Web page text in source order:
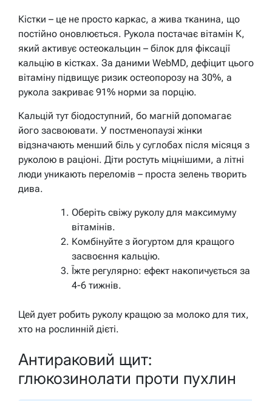
Кістки – це не просто каркас, а жива тканина, що
постійно оновлюється. Рукола постачає вітамін К,
який активує остеокальцин – білок для фіксації
кальцію в кістках. За даними WebMD, дефіцит цього
вітаміну підвищує ризик остеопорозу на 30%, а
рукола закриває 91% норми за порцію.
Кальцій тут біодоступний, бо магній допомагає
його засвоювати. У постменопаузі жінки
відзначають менший біль у суглобах після місяця з
руколою в раціоні. Діти ростуть міцнішими, а літні
люди уникають переломів – проста зелень творить
дива.
Оберіть свіжу руколу для максимуму
вітамінів.
Комбінуйте з йогуртом для кращого
засвоєння кальцію.
Їжте регулярно: ефект накопичується за
4-6 тижнів.
Цей дует робить руколу кращою за молоко для тих,
хто на рослинній дієті.
Антираковий щит:
глюкозинолати проти пухлин